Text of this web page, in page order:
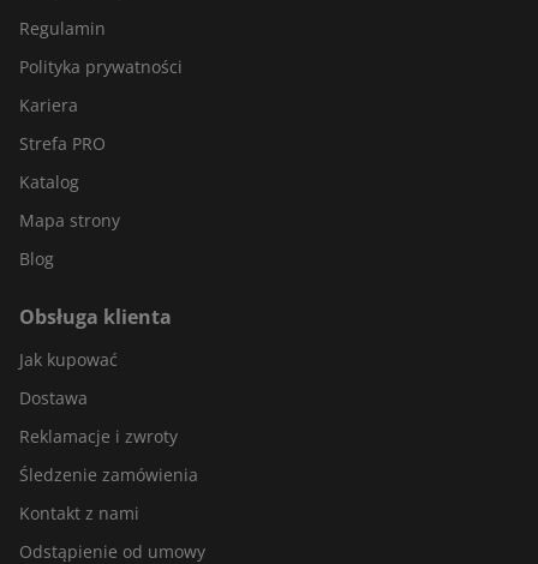
Regulamin
Polityka prywatności
Kariera
Strefa PRO
Katalog
Mapa strony
Blog
Obsługa klienta
Jak kupować
Dostawa
Reklamacje i zwroty
Śledzenie zamówienia
Kontakt z nami
Odstąpienie od umowy